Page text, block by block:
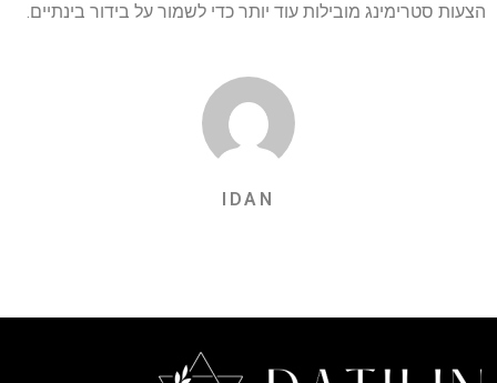
הצעות סטרימינג מובילות עוד יותר כדי לשמור על בידור בינתיים.
IDAN